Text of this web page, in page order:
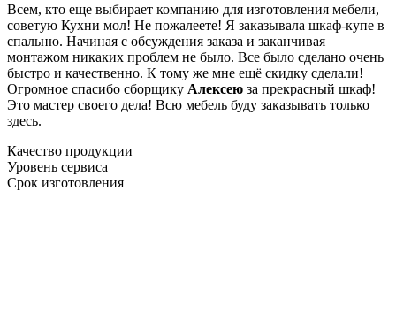
Всем, кто еще выбирает компанию для изготовления мебели,
советую Кухни мол! Не пожалеете! Я заказывала шкаф-купе в
спальню. Начиная с обсуждения заказа и заканчивая
монтажом никаких проблем не было. Все было сделано очень
быстро и качественно. К тому же мне ещё скидку сделали!
Огромное спасибо сборщику Алексею за прекрасный шкаф!
Это мастер своего дела! Всю мебель буду заказывать только
здесь.
Качество продукции
Уровень сервиса
Срок изготовления